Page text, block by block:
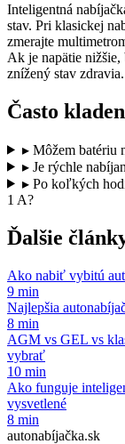
Inteligentná
stav. Pri klasickej
zmerajte
Ak je napätie nižšie,
znížený stav zdravia.
Často
▸ Môžem batériu
▸ Je rýchle
▸ Po koľkých
1 A?
Ďalšie
Ako nabiť vybitú
9 min
Najlepšia
8 min
AGM vs GEL vs
vybrať
10 min
Ako funguje
vysvetlené
8 min
autonabíjačka.sk